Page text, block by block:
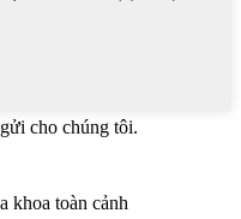
cho chúng tôi.